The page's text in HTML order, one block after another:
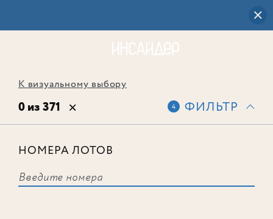
К визуальному выбору
0 из 371 4 ФИЛЬТР
НОМЕРА ЛОТОВ
соответствует ни одного лота